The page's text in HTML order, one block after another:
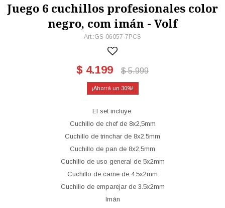
Juego 6 cuchillos profesionales color
negro, com imán - Volf
GS-06057-7PCS
$ 4.199 $ 5.999
30
El set incluye:
Cuchillo de chef de 8x2,5mm
Cuchillo de trinchar de 8x2,5mm
Cuchillo de pan de 8x2,5mm
Cuchillo de uso general de 5x2mm
Cuchillo de carne de 4.5x2mm
Cuchillo de emparejar de 3.5x2mm
Imán